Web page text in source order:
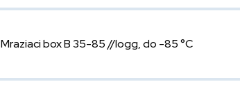
Mraziaci box B 35-85 //logg, do -85 °C